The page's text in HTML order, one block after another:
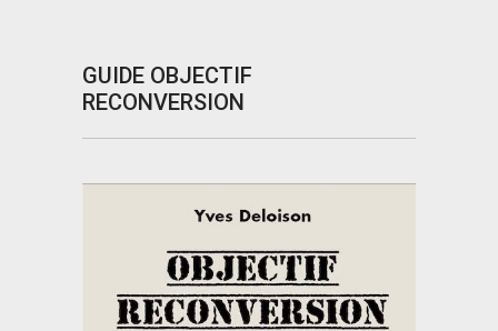
GUIDE OBJECTIF
RECONVERSION